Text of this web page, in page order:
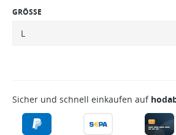
GRÖSSE
Sicher und schnell einkaufen auf